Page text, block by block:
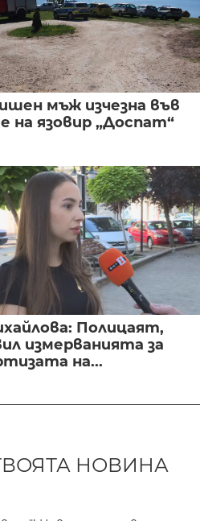
мъж изчезна във
на язовир „Доспат“
Полицаят,
измерванията за
на...
НОВИНА